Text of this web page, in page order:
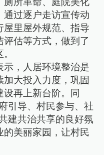
通过逐户走访宣传动
屋里屋外规范、指导
估等方式，做到了
示，人居环境整治是
大投入力度，巩固
再上新台阶。同
引导、村民参与、社
建共治共享的良好氛
的美丽家园，让村民